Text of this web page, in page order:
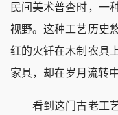
民间美术普查时，一
视野。这种工艺历史
红的火钎在木制农具
家具，却在岁月流转
看到这门古老工艺